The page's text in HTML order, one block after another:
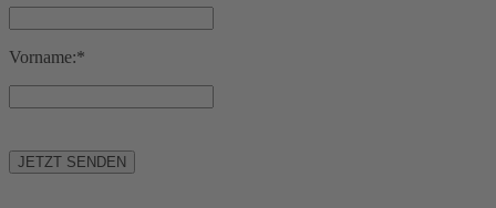
Vorname:*